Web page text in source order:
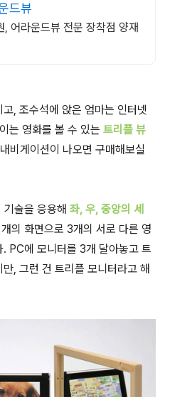
드뷰
어라운드뷰 전문 장착점 양재
, 조수석에 앉은 엄마는 인터넷
는 영화를 볼 수 있는 트리플 뷰
비게이션이 나오면 구매해보실
술을 응용해 좌, 우, 중앙의 세
의 화면으로 3개의 서로 다른 영
PC에 모니터를 3개 달아놓고 트
만, 그런 건 트리플 모니터라고 해